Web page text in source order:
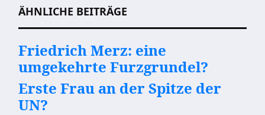
ÄHNLICHE BEITRÄGE
Friedrich Merz: eine
umgekehrte Furzgrundel?
Erste Frau an der Spitze der
UN?